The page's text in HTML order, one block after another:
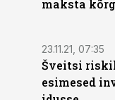
maksta
23.11.21, 07:35
Šveitsi
esimesed